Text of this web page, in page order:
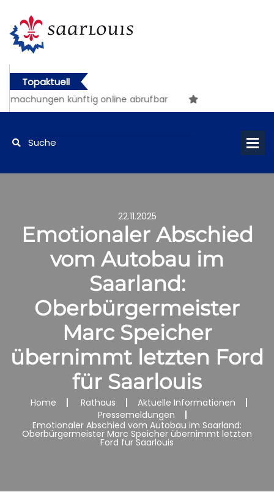
Topaktuell
künftig online abrufbar
22.11.2025
Emotionaler Abschied
vom Autobau im
Saarland:
Oberbürgermeister
Marc Speicher
übernimmt letzten Ford
für Saarlouis
Home Rathaus
Aktuelle Informationen
Pressemeldungen
Emotionaler Abschied vom Autobau im Saarland:
Oberbürgermeister Marc Speicher übernimmt letzten
Ford für Saarlouis